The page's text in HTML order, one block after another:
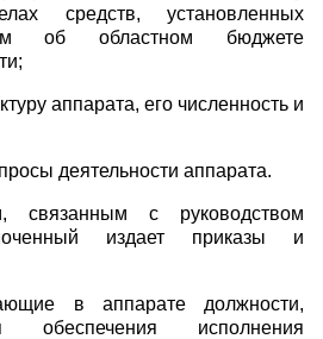
средств, установленных
об областном бюджете
аппарата, его численность и
деятельности аппарата.
с руководством
издает приказы и
в аппарате должности,
обеспечения исполнения